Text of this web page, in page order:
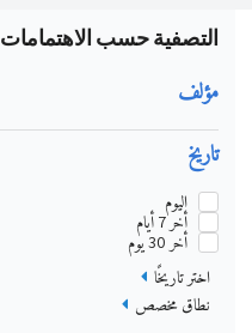
التصفية حسب الاهتمامات
مؤلف
تاريخ
اليوم
أخر 7 أيام
أخر 30 يوم
اختر تاريخًا
نطاق مخصص